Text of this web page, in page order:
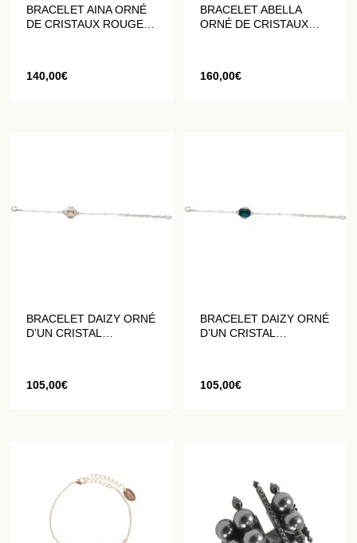
BRACELET AINA ORNÉ
DE CRISTAUX ROUGES
140,00€
BRACELET ABELLA
ORNÉ DE CRISTAUX
160,00€
BRACELET DAIZY ORNÉ
D’UN CRISTAL
105,00€
BRACELET DAIZY ORNÉ
D’UN CRISTAL
105,00€